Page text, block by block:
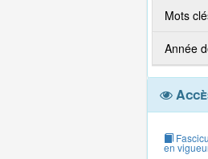
Mots
Année
en